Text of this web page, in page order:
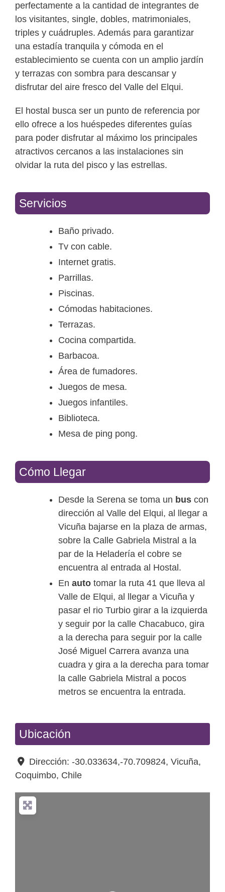
perfectamente a la cantidad de integrantes de
los visitantes, single, dobles, matrimoniales,
triples y cuádruples. Además para garantizar
una estadía tranquila y cómoda en el
establecimiento se cuenta con un amplio jardín
y terrazas con sombra para descansar y
disfrutar del aire fresco del Valle del Elqui.
El hostal busca ser un punto de referencia por
ello ofrece a los huéspedes diferentes guías
para poder disfrutar al máximo los principales
atractivos cercanos a las instalaciones sin
olvidar la ruta del pisco y las estrellas.
Servicios
Baño privado.
Tv con cable.
Internet gratis.
Parrillas.
Piscinas.
Cómodas habitaciones.
Terrazas.
Cocina compartida.
Barbacoa.
Área de fumadores.
Juegos de mesa.
Juegos infantiles.
Biblioteca.
Mesa de ping pong.
Cómo Llegar
Desde la Serena se toma un bus con
dirección al Valle del Elqui, al llegar a
Vicuña bajarse en la plaza de armas,
sobre la Calle Gabriela Mistral a la
par de la Heladería el cobre se
encuentra al entrada al Hostal.
En auto tomar la ruta 41 que lleva al
Valle de Elqui, al llegar a Vicuña y
pasar el rio Turbio girar a la izquierda
y seguir por la calle Chacabuco, gira
a la derecha para seguir por la calle
José Miguel Carrera avanza una
cuadra y gira a la derecha para tomar
la calle Gabriela Mistral a pocos
metros se encuentra la entrada.
Ubicación
Dirección:-30.033634,-70.709824,Vicuña,
Coquimbo, Chile
Cargando…